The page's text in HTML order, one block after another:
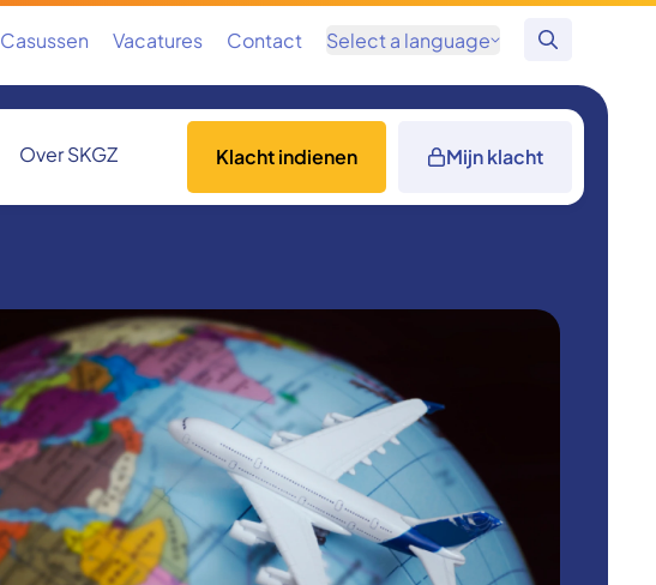
Casussen Vacatures Contact Select a language
Zoeken
Over SKGZ Klacht indienen Mijn klacht